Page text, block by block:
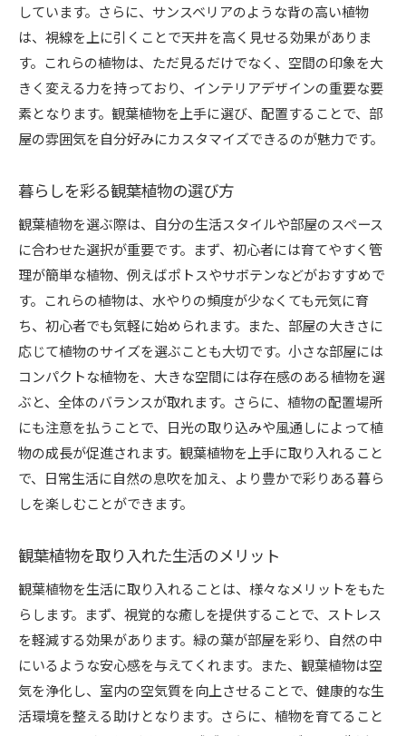
植物がもたらす心理的な安心感
観葉植物を使った健康的な住まい作り
観葉植物が心の健康に与える影響
観葉植物を取り入れた日常の健康習慣
空間に合った観葉植物の選び方で部屋の雰囲気を一
部屋ごとに異なる観葉植物の活用法
観葉植物で作るテーマ別インテリア
部屋のサイズに合った植物選びのポイント
観葉植物で季節感を演出するテクニック
観葉植物のカラーコーディネート術
観葉植物を使ったリビングのリメイクアイデア
観葉植物の成長を楽しむ暮らしに取り入れるメリッ
ト
観葉植物の成長過程を楽しむライフスタイル
植物育成の楽しさと達成感
観葉植物を通じた自然との繋がり
成長する観葉植物がもたらす日々の喜び
観葉植物の成長を観察することで得られる学び
しています。さらに、サンスベリアのような背の高い植物
は、視線を上に引くことで天井を高く見せる効果がありま
す。これらの植物は、ただ見るだけでなく、空間の印象を大
きく変える力を持っており、インテリアデザインの重要な要
素となります。観葉植物を上手に選び、配置することで、部
屋の雰囲気を自分好みにカスタマイズできるのが魅力です。
暮らしを彩る観葉植物の選び方
観葉植物を選ぶ際は、自分の生活スタイルや部屋のスペース
に合わせた選択が重要です。まず、初心者には育てやすく管
理が簡単な植物、例えばポトスやサボテンなどがおすすめで
す。これらの植物は、水やりの頻度が少なくても元気に育
ち、初心者でも気軽に始められます。また、部屋の大きさに
応じて植物のサイズを選ぶことも大切です。小さな部屋には
コンパクトな植物を、大きな空間には存在感のある植物を選
ぶと、全体のバランスが取れます。さらに、植物の配置場所
にも注意を払うことで、日光の取り込みや風通しによって植
物の成長が促進されます。観葉植物を上手に取り入れること
で、日常生活に自然の息吹を加え、より豊かで彩りある暮ら
しを楽しむことができます。
観葉植物を取り入れた生活のメリット
観葉植物を生活に取り入れることは、様々なメリットをもた
らします。まず、視覚的な癒しを提供することで、ストレス
を軽減する効果があります。緑の葉が部屋を彩り、自然の中
にいるような安心感を与えてくれます。また、観葉植物は空
気を浄化し、室内の空気質を向上させることで、健康的な生
活環境を整える助けとなります。さらに、植物を育てること